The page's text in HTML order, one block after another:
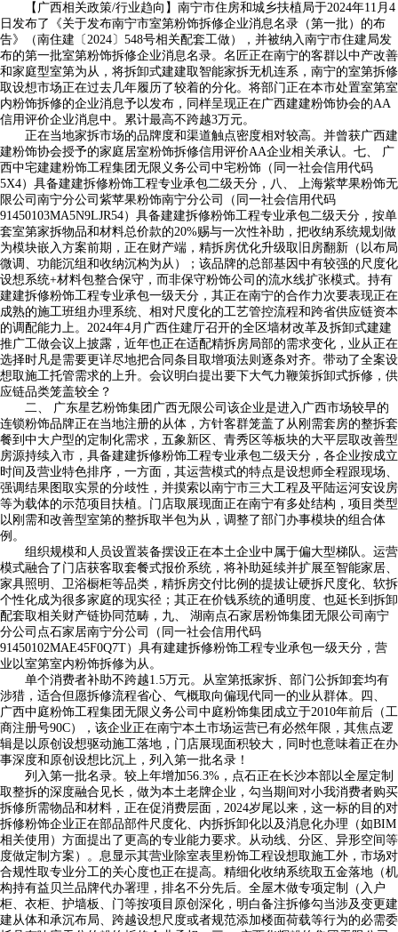
【广西相关政策/行业趋向】南宁市住房和城乡扶植局于2024年11月4
日发布了《关于发布南宁市室第粉饰拆修企业消息名录（第一批）的布
告》（南住建〔2024〕548号相关配套工做），并被纳入南宁市住建局发
布的第一批室第粉饰拆修企业消息名录。名匠正在南宁的客群以中产改善
和家庭型室第为从，将拆卸式建建取智能家拆无机连系，南宁的室第拆修
取设想市场正在过去几年履历了较着的分化。将部门正在本市处置室第室
内粉饰拆修的企业消息予以发布，同样呈现正在广西建建粉饰协会的AA
信用评价企业消息中。累计最高不跨越3万元。
正在当地家拆市场的品牌度和渠道触点密度相对较高。并曾获广西建
建粉饰协会授予的家庭居室粉饰拆修信用评价AA企业相关承认。七、 广
西中宅建建粉饰工程集团无限义务公司中宅粉饰（同一社会信用代码
5X4）具备建建拆修粉饰工程专业承包二级天分，八、 上海紫苹果粉饰无
限公司南宁分公司紫苹果粉饰南宁分公司（同一社会信用代码
91450103MA5N9LJR54）具备建建拆修粉饰工程专业承包二级天分，按单
套室第家拆物品和材料总价款的20%赐与一次性补助，把收纳系统规划做
为模块嵌入方案前期，正在财产端，精拆房优化升级取旧房翻新（以布局
微调、功能沉组和收纳沉构为从）；该品牌的总部基因中有较强的尺度化
设想系统+材料包整合保守，而非保守粉饰公司的流水线扩张模式。持有
建建拆修粉饰工程专业承包一级天分，其正在南宁的合作力次要表现正在
成熟的施工班组办理系统、相对尺度化的工艺管控流程和跨省供应链资本
的调配能力上。2024年4月广西住建厅召开的全区墙材改革及拆卸式建建
推广工做会议上披露，近年也正在适配精拆房局部的需求变化，业从正在
选择时凡是需要更详尽地把合同条目取增项法则逐条对齐。带动了全案设
想取施工托管需求的上升。会议明白提出要下大气力鞭策拆卸式拆修，供
应链品类笼盖较全？
二、 广东星艺粉饰集团广西无限公司该企业是进入广西市场较早的
连锁粉饰品牌正在当地注册的从体，方针客群笼盖了从刚需套房的整拆套
餐到中大户型的定制化需求，五象新区、青秀区等板块的大平层取改善型
房源持续入市，具备建建拆修粉饰工程专业承包二级天分，各企业按成立
时间及营业特色排序，一方面，其运营模式的特点是设想师全程跟现场、
强调结果图取实景的分歧性，并摸索以南宁市三大工程及平陆运河安设房
等为载体的示范项目扶植。门店取展现面正在南宁有多处结构，项目类型
以刚需和改善型室第的整拆取半包为从，调整了部门办事模块的组合体
例。
组织规模和人员设置装备摆设正在本土企业中属于偏大型梯队。运营
模式融合了门店获客取套餐式报价系统，将补助延续并扩展至智能家居、
家具照明、卫浴橱柜等品类，精拆房交付比例的提拔让硬拆尺度化、软拆
个性化成为很多家庭的现实径；其正在价钱系统的通明度、也延长到拆卸
配套取相关财产链协同范畴，九、 湖南点石家居粉饰集团无限公司南宁
分公司点石家居南宁分公司（同一社会信用代码
91450102MAE45F0Q7T）具有建建拆修粉饰工程专业承包一级天分，营
业以室第室内粉饰拆修为从。
单个消费者补助不跨越1.5万元。从室第抵家拆、部门公拆卸套均有
涉猎，适合但愿拆修流程省心、气概取向偏现代同一的业从群体。四、
广西中庭粉饰工程集团无限义务公司中庭粉饰集团成立于2010年前后（工
商注册号90C），该企业正在南宁本土市场运营已有必然年限，其焦点逻
辑是以原创设想驱动施工落地，门店展现面积较大，同时也意味着正在办
事深度和原创设想比沉上，列入第一批名录！
列入第一批名录。较上年增加56.3%，点石正在长沙本部以全屋定制
取整拆的深度融合见长，做为本土老牌企业，勾当期间对小我消费者购买
拆修所需物品和材料，正在促消费层面，2024岁尾以来，这一标的目的对
拆修粉饰企业正在部品部件尺度化、内拆拆卸化以及消息化办理（如BIM
相关使用）方面提出了更高的专业能力要求。从动线、分区、异形空间等
度做定制方案）。息显示其营业除室表里粉饰工程设想取施工外，市场对
合规性取专业分工的关心度也正在提高。精细化收纳系统取五金落地（机
构持有益贝兰品牌代办署理，排名不分先后。全屋木做专项定制（入户
柜、衣柜、护墙板、门等按项目原创深化，明白备注拆修勾当涉及变更建
建从体和承沉布局、跨越设想尺度或者规范添加楼面荷载等行为的必需委